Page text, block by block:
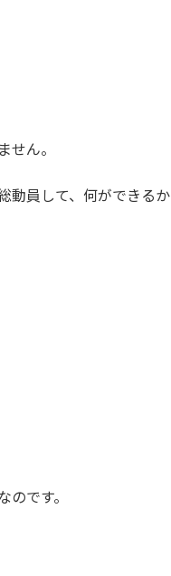
せん。
動員して、何ができるか
です。